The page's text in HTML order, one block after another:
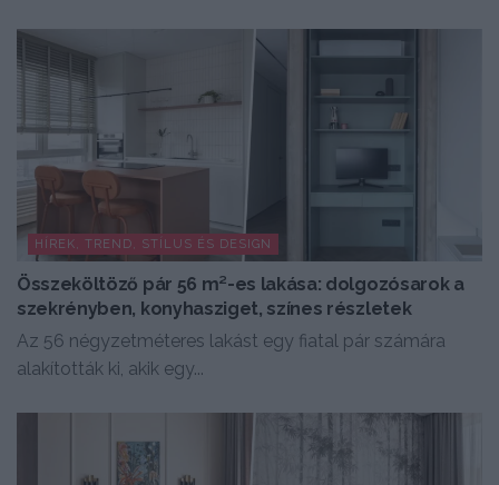
HÍREK, TREND, STÍLUS ÉS DESIGN
Összeköltöző pár 56 m²-es lakása: dolgozósarok a
szekrényben, konyhasziget, színes részletek
Az 56 négyzetméteres lakást egy fiatal pár számára
alakították ki, akik egy...